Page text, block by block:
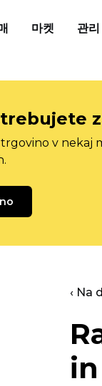
마켓 관리
v nekaj
‹ Na